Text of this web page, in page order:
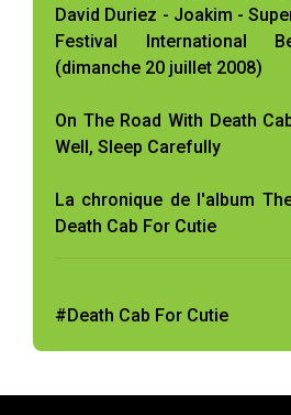
David Duriez - Joakim -
Festival International
(dimanche 20 juillet 2008)
On The Road With Death
Well, Sleep Carefully
La chronique de l'album
Death Cab For Cutie
#Death Cab For Cutie